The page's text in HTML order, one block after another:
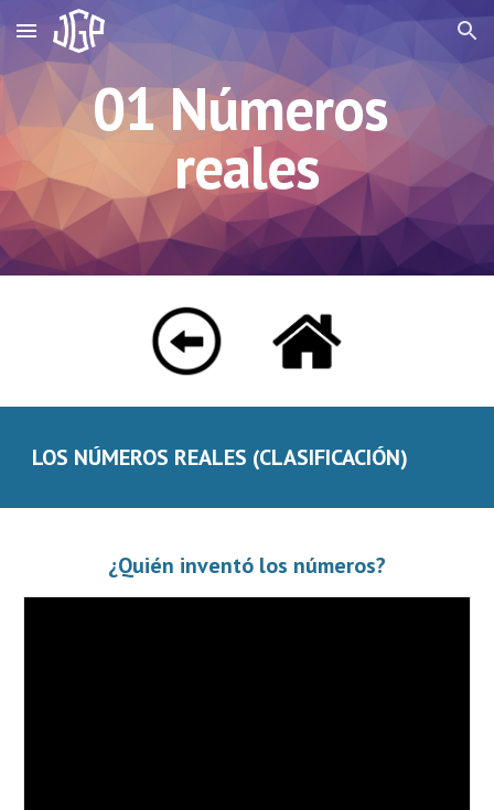
Skip to main content Skip to navigation
01 Números
reales
LOS NÚMEROS REALES (CLASIFICACIÓN)
¿Quién inventó los números?